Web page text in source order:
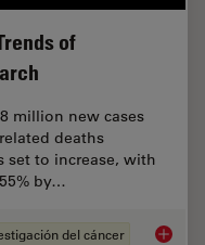
of
million new cases
deaths
set to increase, with
by…
del cáncer